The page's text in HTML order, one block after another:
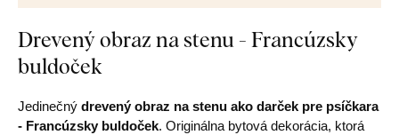
Drevený obraz na stenu - Francúzsky
buldoček
Jedinečný drevený obraz na stenu ako darček pre psíčkara
- Francúzsky buldoček. Originálna bytová dekorácia, ktorá